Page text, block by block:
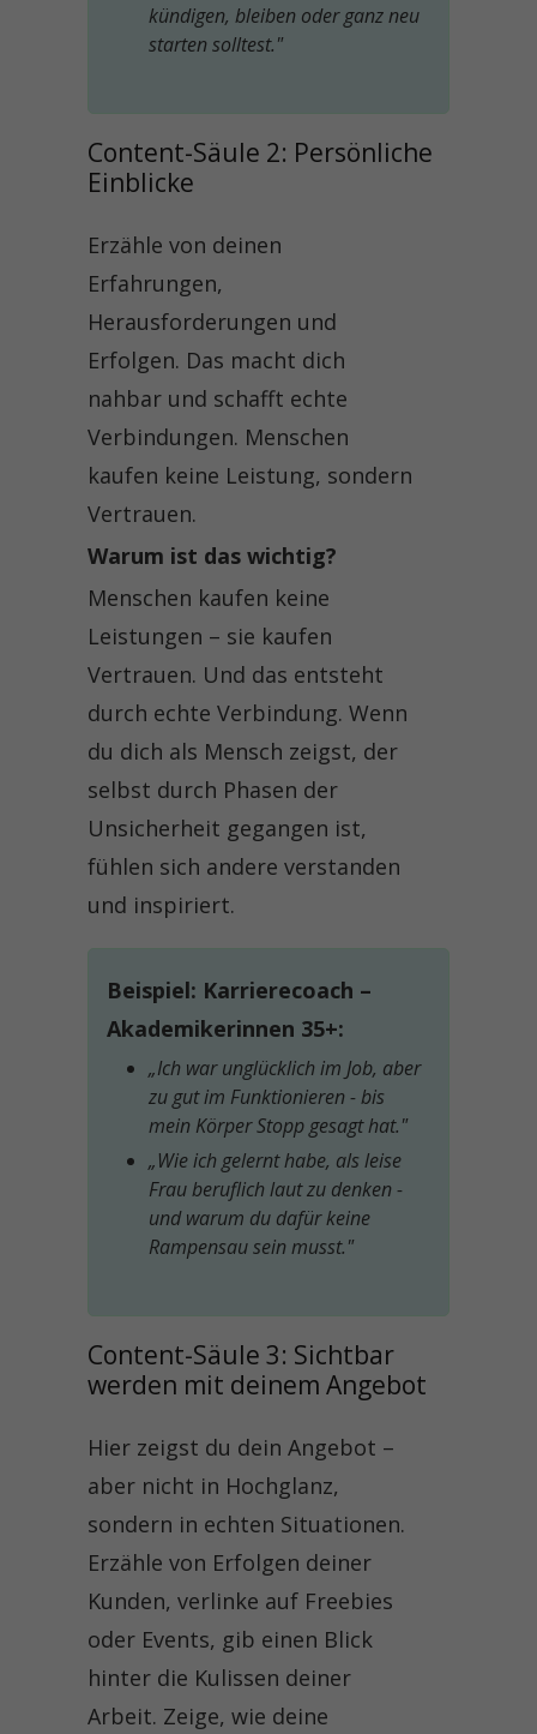
kündigen, bleiben oder ganz neu
starten solltest."
Content-Säule 2: Persönliche
Einblicke
Erzähle von deinen
Erfahrungen,
Herausforderungen und
Erfolgen. Das macht dich
nahbar und schafft echte
Verbindungen. Menschen
kaufen keine Leistung, sondern
Vertrauen.
Warum ist das wichtig?
Menschen kaufen keine
Leistungen – sie kaufen
Vertrauen. Und das entsteht
durch echte Verbindung. Wenn
du dich als Mensch zeigst, der
selbst durch Phasen der
Unsicherheit gegangen ist,
fühlen sich andere verstanden
und inspiriert.
Beispiel: Karrierecoach –
Akademikerinnen 35+:
„Ich war unglücklich im Job, aber
zu gut im Funktionieren - bis
mein Körper Stopp gesagt hat."
„Wie ich gelernt habe, als leise
Frau beruflich laut zu denken -
und warum du dafür keine
Rampensau sein musst."
Content-Säule 3: Sichtbar
werden mit deinem Angebot
Hier zeigst du dein Angebot –
aber nicht in Hochglanz,
sondern in echten Situationen.
Erzähle von Erfolgen deiner
Kunden, verlinke auf Freebies
oder Events, gib einen Blick
hinter die Kulissen deiner
Arbeit. Zeige, wie deine